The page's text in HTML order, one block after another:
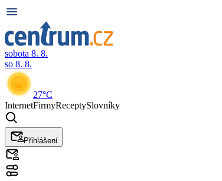
sobota 8. 8.
so 8. 8.
27°C
InternetFirmyReceptySlovníky
Přihlášení